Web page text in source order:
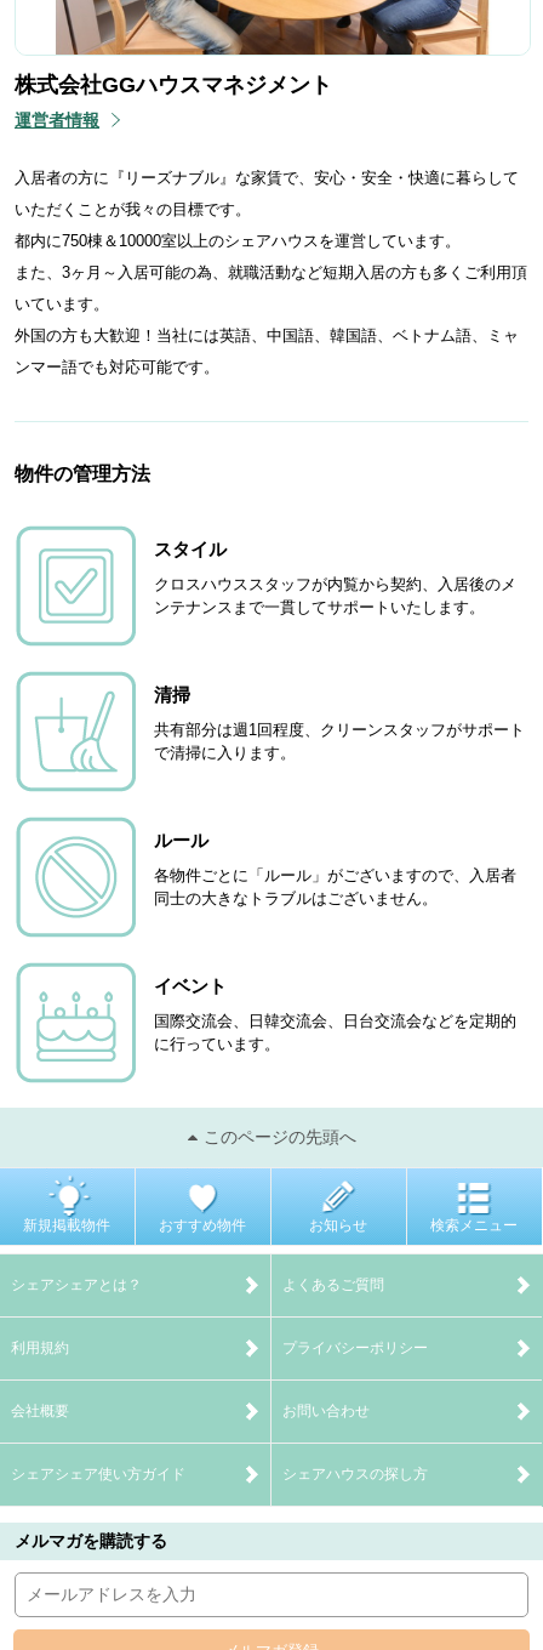
株式会社GGハウスマネジメント
運営者情報
入居者の方に『リーズナブル』な家賃で、安心・安全・快適に暮らして
いただくことが我々の目標です。
都内に750棟＆10000室以上のシェアハウスを運営しています。
また、3ヶ月～入居可能の為、就職活動など短期入居の方も多くご利用頂
いています。
外国の方も大歓迎！当社には英語、中国語、韓国語、ベトナム語、ミャ
ンマー語でも対応可能です。
物件の管理方法
スタイル
クロスハウススタッフが内覧から契約、入居後のメ
ンテナンスまで一貫してサポートいたします。
清掃
共有部分は週1回程度、クリーンスタッフがサポート
で清掃に入ります。
ルール
各物件ごとに「ルール」がございますので、入居者
同士の大きなトラブルはございません。
イベント
国際交流会、日韓交流会、日台交流会などを定期的
に行っています。
このページの先頭へ
新規掲載物件 おすすめ物件 お知らせ 検索メニュー
シェアシェアとは？ よくあるご質問
利用規約 プライバシーポリシー
会社概要 お問い合わせ
シェアシェア使い方ガイド シェアハウスの探し方
メルマガを購読する